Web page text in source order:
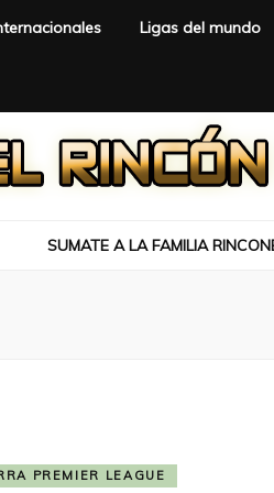
Ligas del mundo
SUMATE A LA FAMILIA
PREMIER LEAGUE